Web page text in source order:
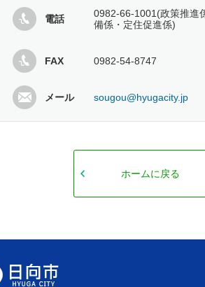
電話
0982-66-1001(政策推進
備係・定住促進係)
FAX 0982-54-8747
メール sougou@hyugacity.jp
ホームに戻る